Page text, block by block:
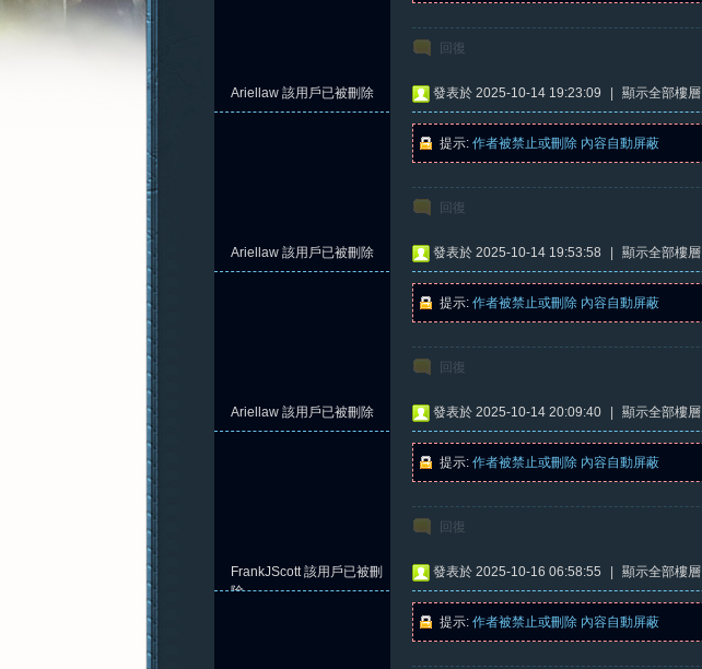
回復
Ariellaw 該用戶已被刪除 發表於 2025-10-14 19:23:09 顯示全部樓層
提示: 作者被禁止或刪除 內容自動屏蔽
回復
Ariellaw 該用戶已被刪除 發表於 2025-10-14 19:53:58 顯示全部樓層
提示: 作者被禁止或刪除 內容自動屏蔽
回復
Ariellaw 該用戶已被刪除 發表於 2025-10-14 20:09:40 顯示全部樓層
提示: 作者被禁止或刪除 內容自動屏蔽
回復
FrankJScott該用戶已被刪
除
發表於 2025-10-16 06:58:55 顯示全部樓層
提示: 作者被禁止或刪除 內容自動屏蔽